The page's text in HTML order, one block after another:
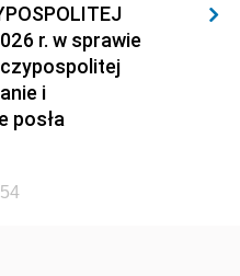
r. w sprawie
i
posła